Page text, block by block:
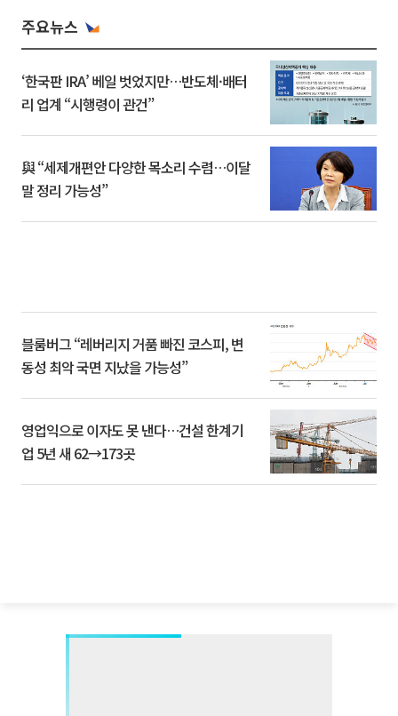
주요뉴스
‘한국판 IRA’ 베일 벗었지만…반도체·배터
리 업계 “시행령이 관건”
與 “세제개편안 다양한 목소리 수렴…이달
말 정리 가능성”
블룸버그 “레버리지 거품 빠진 코스피, 변
동성 최악 국면 지났을 가능성”
영업익으로 이자도 못 낸다…건설 한계기
업 5년 새 62→173곳